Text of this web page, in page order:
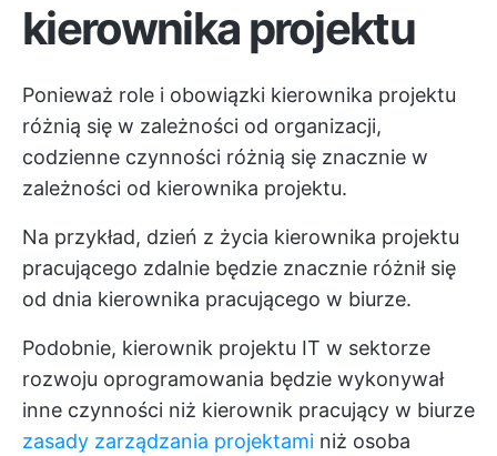
kierownika projektu
Ponieważ role i obowiązki kierownika projektu
różnią się w zależności od organizacji,
codzienne czynności różnią się znacznie w
zależności od kierownika projektu.
Na przykład, dzień z życia kierownika projektu
pracującego zdalnie będzie znacznie różnił się
od dnia kierownika pracującego w biurze.
Podobnie, kierownik projektu IT w sektorze
rozwoju oprogramowania będzie wykonywał
inne czynności niż kierownik pracujący w biurze
zasady zarządzania projektami niż osoba